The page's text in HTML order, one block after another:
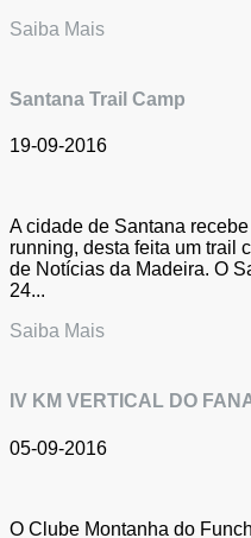
Saiba Mais
Santana Trail Camp
19-09-2016
A cidade de Santana
running, desta feita um trail
de Notícias da Madeira. O
24...
Saiba Mais
IV KM VERTICAL DO
05-09-2016
O Clube Montanha do